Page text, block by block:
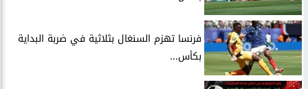
فرنسا تهزم السنغال بثلاثية في ضربة البداية
بكأس...